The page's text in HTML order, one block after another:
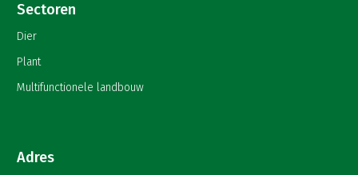
Sectoren
Dier
Plant
Multifunctionele landbouw
Adres